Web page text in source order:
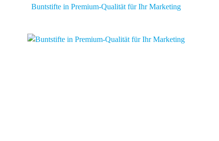
Buntstifte in Premium-Qualität für Ihr Marketing